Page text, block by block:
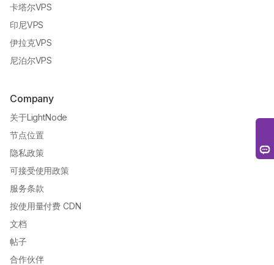
卡塔尔VPS
印尼VPS
伊拉克VPS
尼泊尔VPS
Company
关于LightNode
节点位置
隐私政策
可接受使用政策
服务条款
按使用量付费 CDN
文档
帖子
合作伙伴